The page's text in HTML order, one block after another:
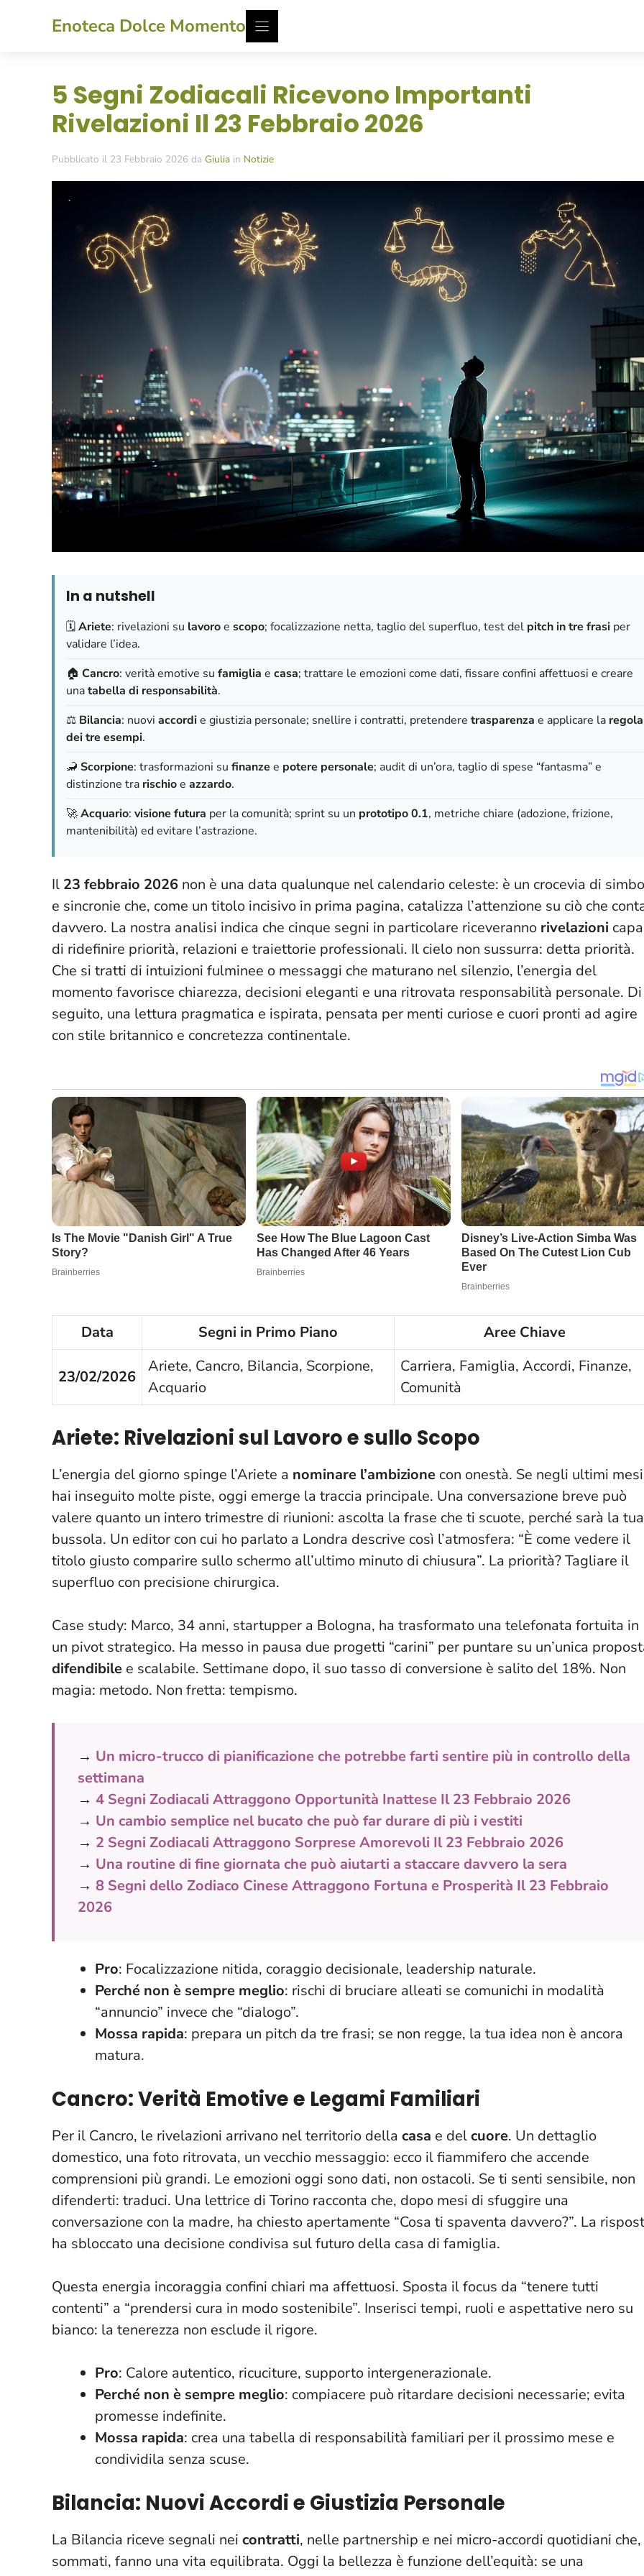
Enoteca Dolce Momento
5 Segni Zodiacali Ricevono Importanti
Rivelazioni Il 23 Febbraio 2026
Pubblicato il 23 Febbraio 2026 da Giulia in Notizie
In a nutshell
🗓️Ariete: rivelazioni su lavoroe scopo; focalizzazione netta, taglio del superfluo, test del pitch in tre frasi per
validare l’idea.
🏠 Cancro: verità emotive su famiglia e casa; trattare le emozioni come dati, fissare confini affettuosi e creare
unatabella di responsabilità.
⚖️ Bilancia: nuovi accordie giustizia personale; snellire i contratti, pretendere trasparenza e applicare la regola
dei tre esempi.
🦂 Scorpione: trasformazioni su finanze e potere personale; audit di un’ora, taglio di spese “fantasma” e
distinzione tra rischioe azzardo.
🚀Acquario: visione futura per la comunità; sprint su un prototipo 0.1, metriche chiare (adozione, frizione,
mantenibilità) ed evitare l’astrazione.
Il 23 febbraio 2026 non è una data qualunque nel calendario celeste: è un crocevia di
e sincronie che, come un titolo incisivo in prima pagina, catalizza l’attenzione su ciò che
davvero. La nostra analisi indica che cinque segni in particolare riceveranno rivelazioni
di ridefinire priorità, relazioni e traiettorie professionali. Il cielo non sussurra: detta priorità.
Che si tratti di intuizioni fulminee o messaggi che maturano nel silenzio, l’energia del
momento favorisce chiarezza, decisioni eleganti e una ritrovata responsabilità personale. Di
seguito, una lettura pragmatica e ispirata, pensata per menti curiose e cuori pronti ad agire
con stile britannico e concretezza continentale.
Data Segni in Primo Piano Aree Chiave
23/02/2026
Ariete, Cancro, Bilancia, Scorpione,
Acquario
Carriera, Famiglia, Accordi, Finanze,
Comunità
Ariete: Rivelazioni sul Lavoro e sullo Scopo
L’energia del giorno spinge l’Ariete a nominare l’ambizione con onestà. Se negli ultimi mesi
hai inseguito molte piste, oggi emerge la traccia principale. Una conversazione breve può
valere quanto un intero trimestre di riunioni: ascolta la frase che ti scuote, perché sarà la tua
bussola. Un editor con cui ho parlato a Londra descrive così l’atmosfera: “È come vedere il
titolo giusto comparire sullo schermo all’ultimo minuto di chiusura”. La priorità? Tagliare il
superfluo con precisione chirurgica.
Case study: Marco, 34 anni, startupper a Bologna, ha trasformato una telefonata fortuita in
un pivot strategico. Ha messo in pausa due progetti “carini” per puntare su un’unica
difendibile e scalabile. Settimane dopo, il suo tasso di conversione è salito del 18%. Non
magia: metodo. Non fretta: tempismo.
→ Un micro-trucco di pianificazione che potrebbe farti sentire più in controllo della
settimana
→ 4 Segni Zodiacali Attraggono Opportunità Inattese Il 23 Febbraio 2026
→ Un cambio semplice nel bucato che può far durare di più i vestiti
→ 2 Segni Zodiacali Attraggono Sorprese Amorevoli Il 23 Febbraio 2026
→ Una routine di fine giornata che può aiutarti a staccare davvero la sera
→ 8 Segni dello Zodiaco Cinese Attraggono Fortuna e Prosperità Il 23 Febbraio
2026
Pro: Focalizzazione nitida, coraggio decisionale, leadership naturale.
Perché non è sempre meglio: rischi di bruciare alleati se comunichi in modalità
“annuncio” invece che “dialogo”.
Mossa rapida: prepara un pitch da tre frasi; se non regge, la tua idea non è ancora
matura.
Cancro: Verità Emotive e Legami Familiari
Per il Cancro, le rivelazioni arrivano nel territorio della casa e delcuore. Un dettaglio
domestico, una foto ritrovata, un vecchio messaggio: ecco il fiammifero che accende
comprensioni più grandi. Le emozioni oggi sono dati, non ostacoli. Se ti senti sensibile, non
difenderti: traduci. Una lettrice di Torino racconta che, dopo mesi di sfuggire una
conversazione con la madre, ha chiesto apertamente “Cosa ti spaventa davvero?”. La
ha sbloccato una decisione condivisa sul futuro della casa di famiglia.
Questa energia incoraggia confini chiari ma affettuosi. Sposta il focus da “tenere tutti
contenti” a “prendersi cura in modo sostenibile”. Inserisci tempi, ruoli e aspettative nero su
bianco: la tenerezza non esclude il rigore.
Pro: Calore autentico, ricuciture, supporto intergenerazionale.
Perché non è sempre meglio: compiacere può ritardare decisioni necessarie; evita
promesse indefinite.
Mossa rapida: crea una tabella di responsabilità familiari per il prossimo mese e
condividila senza scuse.
Bilancia: Nuovi Accordi e Giustizia Personale
La Bilancia riceve segnali nei contratti, nelle partnership e nei micro-accordi quotidiani che,
sommati, fanno una vita equilibrata. Oggi la bellezza è funzione dell’equità: se una